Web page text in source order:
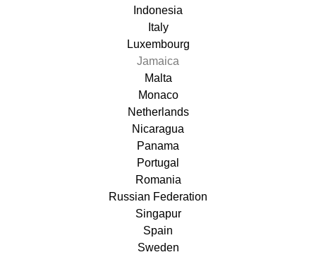
Indonesia
Italy
Luxembourg
Jamaica
Malta
Monaco
Netherlands
Nicaragua
Panama
Portugal
Romania
Russian Federation
Singapur
Spain
Sweden